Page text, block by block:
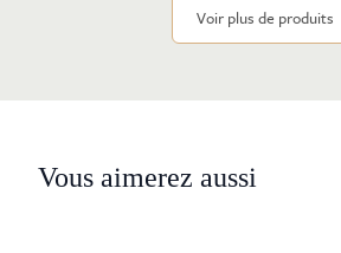
Voir plus de produits
Vous aimerez aussi